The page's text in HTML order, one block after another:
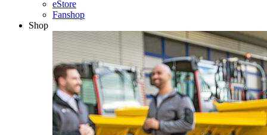
eStore
Fanshop
Shop